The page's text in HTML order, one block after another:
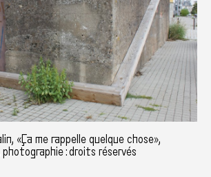
«Ça me rappelle quelque chose»,
photographie : droits réservés